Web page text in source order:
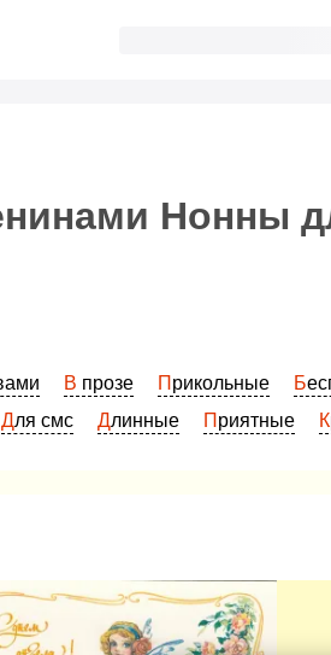
Нонны
В прозе Прикольные
Для смс
Длинные Приятные